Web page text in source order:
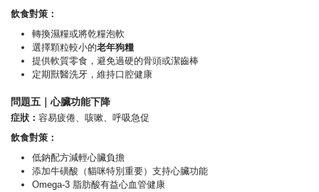
飲食對策：
轉換濕糧或將乾糧泡軟
選擇顆粒較小的老年狗糧
提供軟質零食，避免過硬的骨頭或潔齒棒
定期獸醫洗牙，維持口腔健康
問題五｜心臟功能下降
症狀： 容易疲倦、咳嗽、呼吸急促
飲食對策：
低鈉配方減輕心臟負擔
添加牛磺酸（貓咪特別重要）支持心臟功能
Omega-3 脂肪酸有益心血管健康